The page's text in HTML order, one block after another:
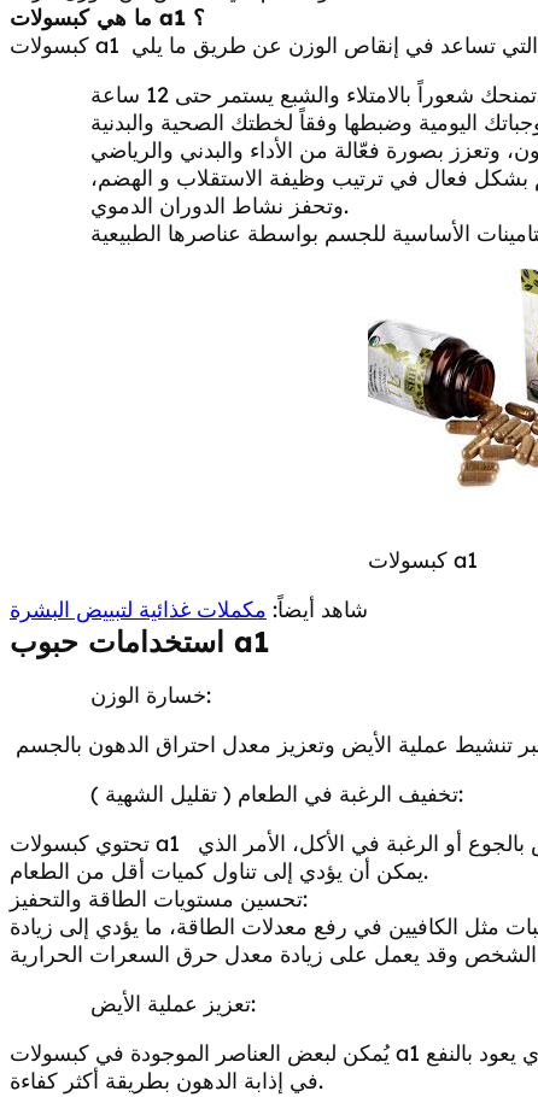
ما هي
كبسولات a1 ؟
حتى 12 ساعة.
فعال في ترتيب وظيفة الاستقلاب و الهضم،
وتحفز نشاط الدوران الدموي.
كبسولات a1
شاهد أيضاً: مكملات غذائية لتبييض البشرة
استخدامات حبوب a1
خسارة الوزن:
تخفيف الرغبة في الطعام ( تقليل الشهية ):
تحتوي كبسولات a1
يمكن أن يؤدي إلى تناول كميات أقل من الطعام.
تحسين مستويات الطاقة والتحفيز:
مثل الكافيين في رفع معدلات الطاقة، ما يؤدي إلى زيادة
تعزيز عملية الأيض:
يُمكن لبعض العناصر الموجودة في كبسولات a1
في إذابة الدهون بطريقة أكثر كفاءة.